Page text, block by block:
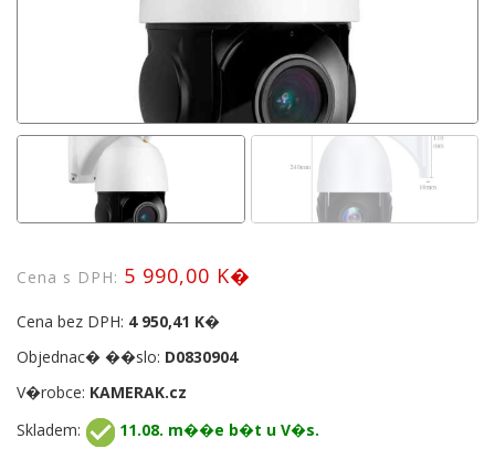
Cena s DPH: 5 990,00 K�
Cena bez DPH: 4 950,41 K�
Objednac� ��slo: D0830904
V�robce: KAMERAK.cz
Skladem:
11.08. m��e b�t u V�s.